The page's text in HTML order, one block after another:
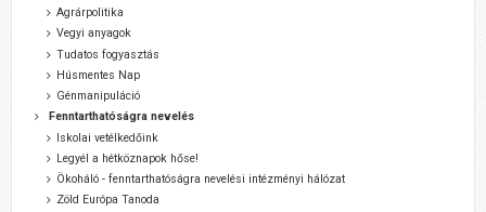
Agrárpolitika
Vegyi anyagok
Tudatos fogyasztás
Húsmentes Nap
Génmanipuláció
Fenntarthatóságra nevelés
Iskolai vetélkedőink
Legyél a hétköznapok hőse!
Ökoháló - fenntarthatóságra nevelési intézményi hálózat
Zöld Európa Tanoda